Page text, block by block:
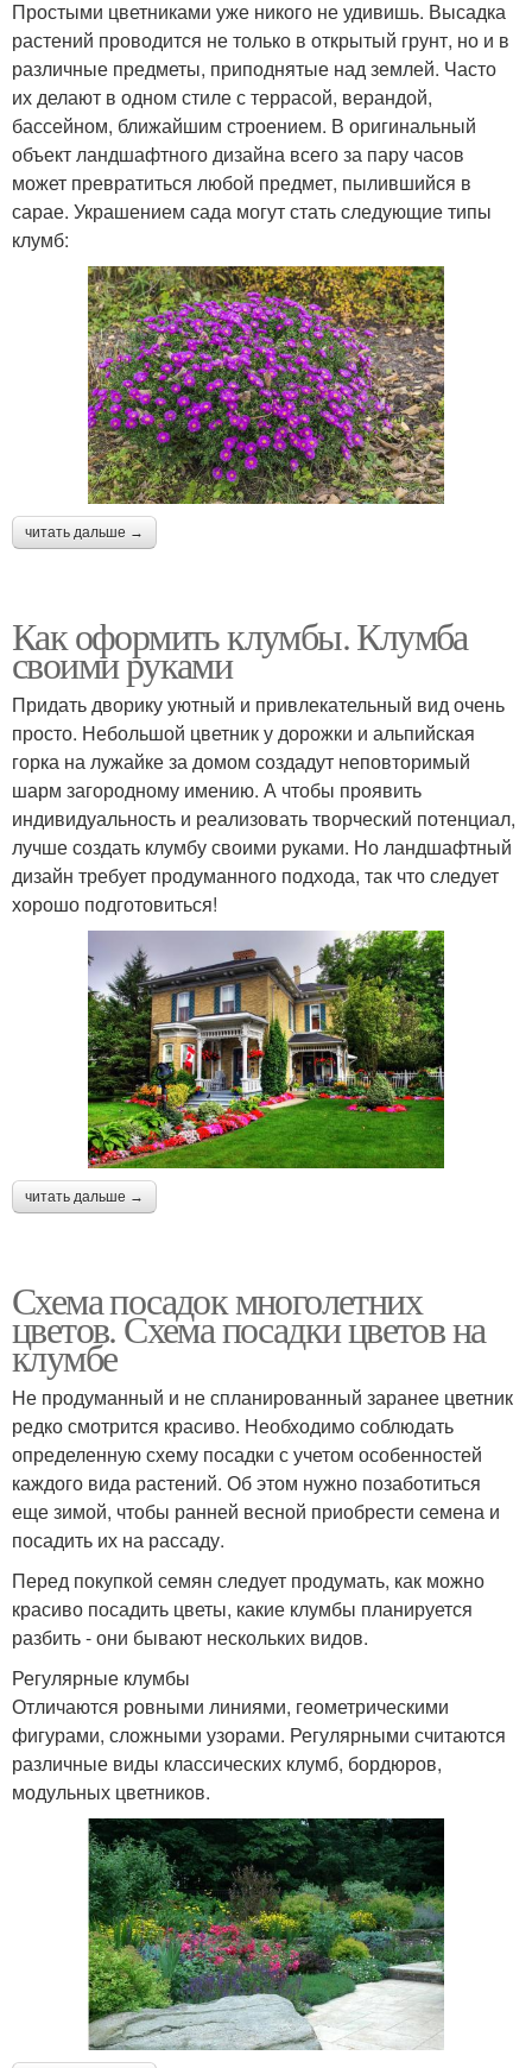
Простыми цветниками уже никого не удивишь. Высадка
растений проводится не только в открытый грунт, но и в
различные предметы, приподнятые над землей. Часто
их делают в одном стиле с террасой, верандой,
бассейном, ближайшим строением. В оригинальный
объект ландшафтного дизайна всего за пару часов
может превратиться любой предмет, пылившийся в
сарае. Украшением сада могут стать следующие типы
клумб:
читать дальше →
Как оформить клумбы. Клумба
своими руками
Придать дворику уютный и привлекательный вид очень
просто. Небольшой цветник у дорожки и альпийская
горка на лужайке за домом создадут неповторимый
шарм загородному имению. А чтобы проявить
индивидуальность и реализовать творческий потенциал,
лучше создать клумбу своими руками. Но ландшафтный
дизайн требует продуманного подхода, так что следует
хорошо подготовиться!
читать дальше →
Схема посадок многолетних
цветов. Схема посадки цветов на
клумбе
Не продуманный и не спланированный заранее цветник
редко смотрится красиво. Необходимо соблюдать
определенную схему посадки с учетом особенностей
каждого вида растений. Об этом нужно позаботиться
еще зимой, чтобы ранней весной приобрести семена и
посадить их на рассаду.
Перед покупкой семян следует продумать, как можно
красиво посадить цветы, какие клумбы планируется
разбить - они бывают нескольких видов.
Регулярные клумбы
Отличаются ровными линиями, геометрическими
фигурами, сложными узорами. Регулярными считаются
различные виды классических клумб, бордюров,
модульных цветников.